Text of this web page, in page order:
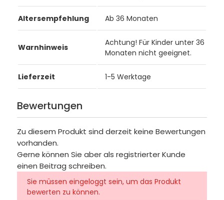
Altersempfehlung Ab 36 Monaten
Warnhinweis
Achtung! Für Kinder unter 36
Monaten nicht geeignet.
Lieferzeit 1-5 Werktage
Bewertungen
Zu diesem Produkt sind derzeit keine Bewertungen
vorhanden.
Gerne können Sie aber als registrierter Kunde
einen Beitrag schreiben.
Sie müssen eingeloggt sein, um das Produkt
bewerten zu können.